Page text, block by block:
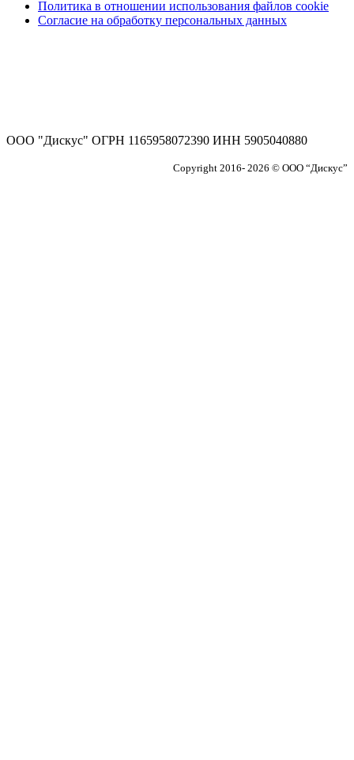
Политика в отношении использования файлов cookie
Согласие на обработку персональных данных
ООО "Дискус" ОГРН 1165958072390 ИНН 5905040880
Copyright 2016- 2026 © ООО “Дискус”